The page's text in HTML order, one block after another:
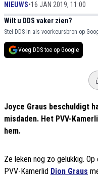
NIEUWS•16 JAN 2019, 11:00
Wilt u DDS vaker zien?
Stel DDS in als voorkeursbron op
Voeg DDS toe op Google
Joyce Graus beschuldigt
misdaden. Het PVV-
hem.
Ze leken nog zo gelukkig. Op
PVV-Kamerlid Dion Graus